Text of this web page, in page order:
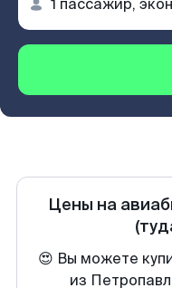
Цены на
😍 Вы можете
из